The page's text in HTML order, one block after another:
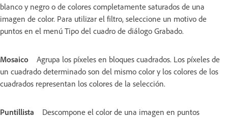
blanco y negro o de colores completamente saturados de una
imagen de color. Para utilizar el filtro, seleccione un motivo de
puntos en el menú Tipo del cuadro de diálogo Grabado.
Mosaico
Agrupa los píxeles en bloques cuadrados. Los píxeles de
un cuadrado determinado son del mismo color y los colores de los
cuadrados representan los colores de la selección.
Puntillista
Descompone el color de una imagen en puntos